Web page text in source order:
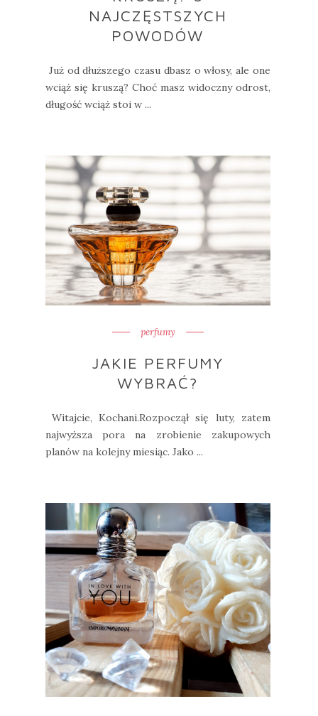
NAJCZĘSTSZYCH
POWODÓW
Już od dłuższego czasu dbasz o włosy, ale one
wciąż się kruszą? Choć masz widoczny odrost,
długość wciąż stoi w ...
perfumy
JAKIE PERFUMY
WYBRAĆ?
Witajcie, Kochani.Rozpoczął się luty, zatem
najwyższa pora na zrobienie zakupowych
planów na kolejny miesiąc. Jako ...